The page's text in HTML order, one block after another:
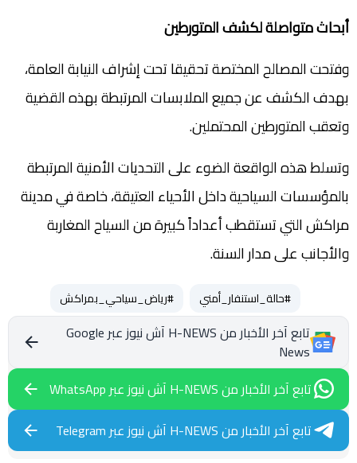
أبحاث متواصلة لكشف المتورطين
وفتحت المصالح المختصة تحقيقا تحت إشراف النيابة العامة،
بهدف الكشف عن جميع الملابسات المرتبطة بهذه القضية
وتعقب المتورطين المحتملين.
وتسلط هذه الواقعة الضوء على التحديات الأمنية المرتبطة
بالمؤسسات السياحية داخل الأحياء العتيقة، خاصة في مدينة
مراكش التي تستقطب أعداداً كبيرة من السياح المغاربة
والأجانب على مدار السنة.
#حالة_استنفار_أمني #رياض_سياحي_بمراكش
تابع آخر الأخبار من H-NEWS آش نيوز عبر Google
News
تابع آخر الأخبار من H-NEWS آش نيوز عبر WhatsApp
تابع آخر الأخبار من H-NEWS آش نيوز عبر Telegram